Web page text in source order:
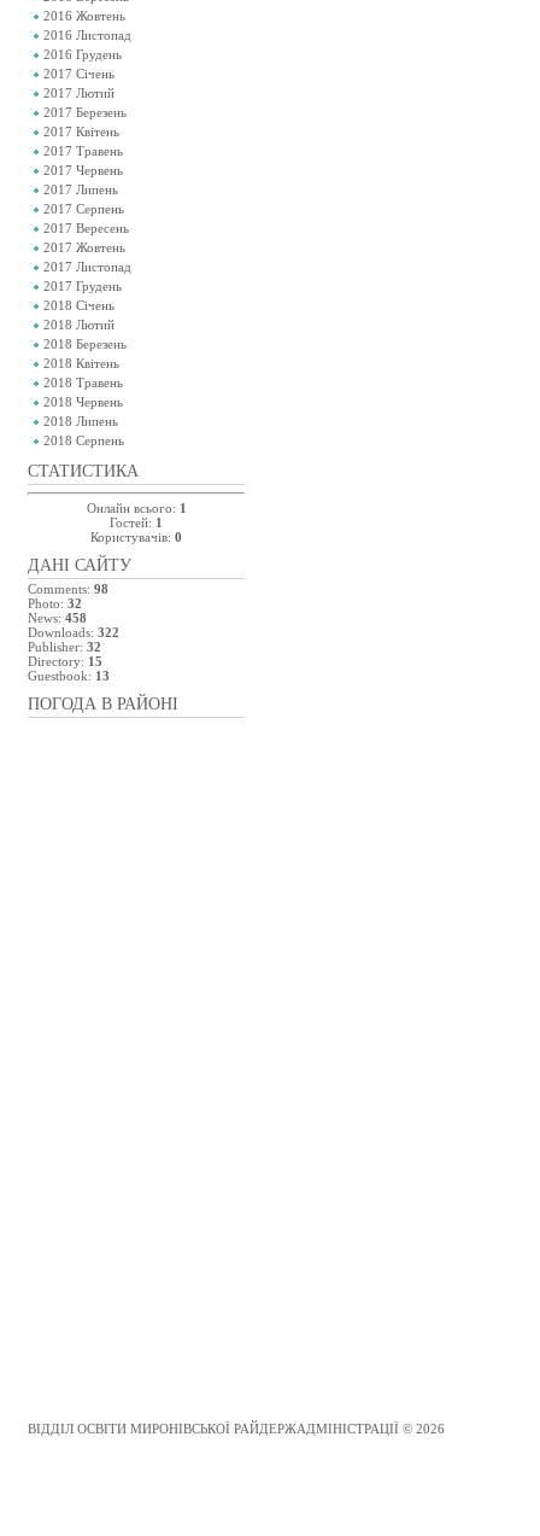
2016 Жовтень
2016 Листопад
2016 Грудень
2017 Січень
2017 Лютий
2017 Березень
2017 Квітень
2017 Травень
2017 Червень
2017 Липень
2017 Серпень
2017 Вересень
2017 Жовтень
2017 Листопад
2017 Грудень
2018 Січень
2018 Лютий
2018 Березень
2018 Квітень
2018 Травень
2018 Червень
2018 Липень
2018 Серпень
СТАТИСТИКА
Онлайн всього: 1
Гостей: 1
Користувачів: 0
ДАНІ САЙТУ
Comments: 98
Photo: 32
News: 458
Downloads: 322
Publisher: 32
Directory: 15
Guestbook: 13
ПОГОДА В РАЙОНІ
ВІДДІЛ ОСВІТИ МИРОНІВСЬКОЇ РАЙДЕРЖАДМІНІСТРАЦІЇ © 2026